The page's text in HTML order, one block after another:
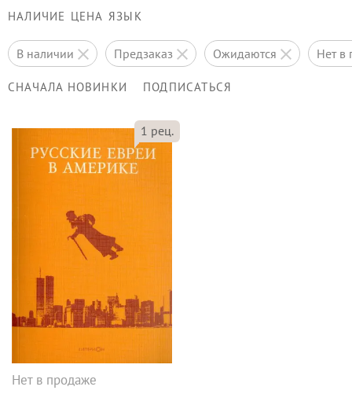
НАЛИЧИЕ ЦЕНА ЯЗЫК
в наличии предзаказ ожидаются нет
СНАЧАЛА НОВИНКИ ПОДПИСАТЬСЯ
1 рец.
Нет в продаже